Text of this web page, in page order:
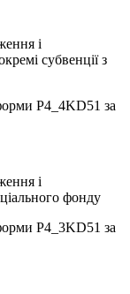
і
субвенції з
P4_4KD51 за
і
фонду
P4_3KD51 за